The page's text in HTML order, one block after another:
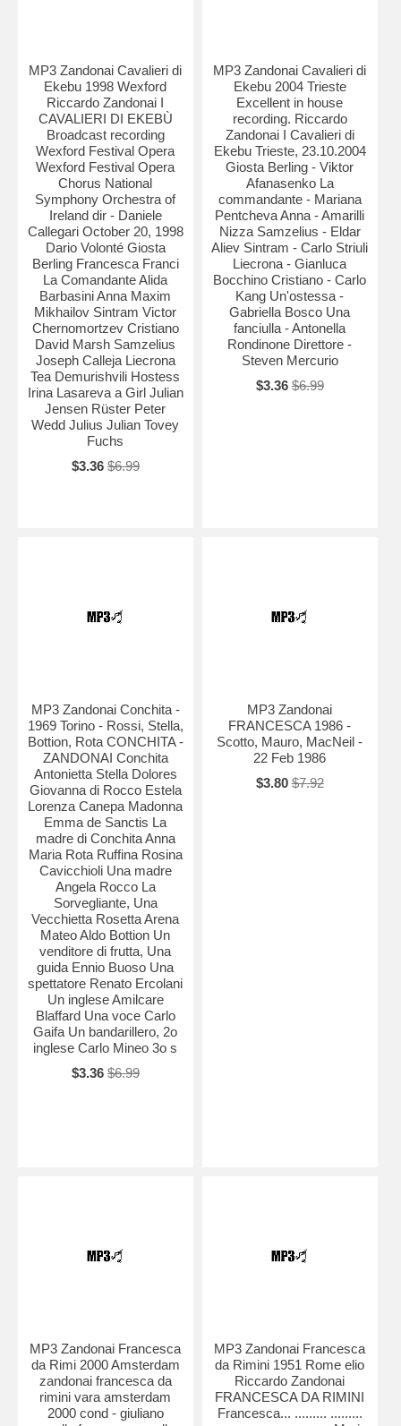
MP3 Zandonai Cavalieri di
Ekebu 1998 Wexford
Riccardo Zandonai I
CAVALIERI DI EKEBÙ
Broadcast recording
Wexford Festival Opera
Wexford Festival Opera
Chorus National
Symphony Orchestra of
Ireland dir - Daniele
Callegari October 20, 1998
Dario Volonté Giosta
Berling Francesca Franci
La Comandante Alida
Barbasini Anna Maxim
Mikhailov Sintram Victor
Chernomortzev Cristiano
David Marsh Samzelius
Joseph Calleja Liecrona
Tea Demurishvili Hostess
Irina Lasareva a Girl Julian
Jensen Rüster Peter
Wedd Julius Julian Tovey
Fuchs
$3.36 $6.99
MP3 Zandonai Cavalieri di
Ekebu 2004 Trieste
Excellent in house
recording. Riccardo
Zandonai I Cavalieri di
Ekebu Trieste, 23.10.2004
Giosta Berling - Viktor
Afanasenko La
commandante - Mariana
Pentcheva Anna - Amarilli
Nizza Samzelius - Eldar
Aliev Sintram - Carlo Striuli
Liecrona - Gianluca
Bocchino Cristiano - Carlo
Kang Un'ostessa -
Gabriella Bosco Una
fanciulla - Antonella
Rondinone Direttore -
Steven Mercurio
$3.36 $6.99
MP3 Zandonai Conchita -
1969 Torino - Rossi, Stella,
Bottion, Rota CONCHITA -
ZANDONAI Conchita
Antonietta Stella Dolores
Giovanna di Rocco Estela
Lorenza Canepa Madonna
Emma de Sanctis La
madre di Conchita Anna
Maria Rota Ruffina Rosina
Cavicchioli Una madre
Angela Rocco La
Sorvegliante, Una
Vecchietta Rosetta Arena
Mateo Aldo Bottion Un
venditore di frutta, Una
guida Ennio Buoso Una
spettatore Renato Ercolani
Un inglese Amilcare
Blaffard Una voce Carlo
Gaifa Un bandarillero, 2o
inglese Carlo Mineo 3o s
$3.36 $6.99
MP3 Zandonai
FRANCESCA 1986 -
Scotto, Mauro, MacNeil -
22 Feb 1986
$3.80 $7.92
MP3 Zandonai Francesca
da Rimi 2000 Amsterdam
zandonai francesca da
rimini vara amsterdam
2000 cond - giuliano
MP3 Zandonai Francesca
da Rimini 1951 Rome elio
Riccardo Zandonai
FRANCESCA DA RIMINI
Francesca... ......... .........